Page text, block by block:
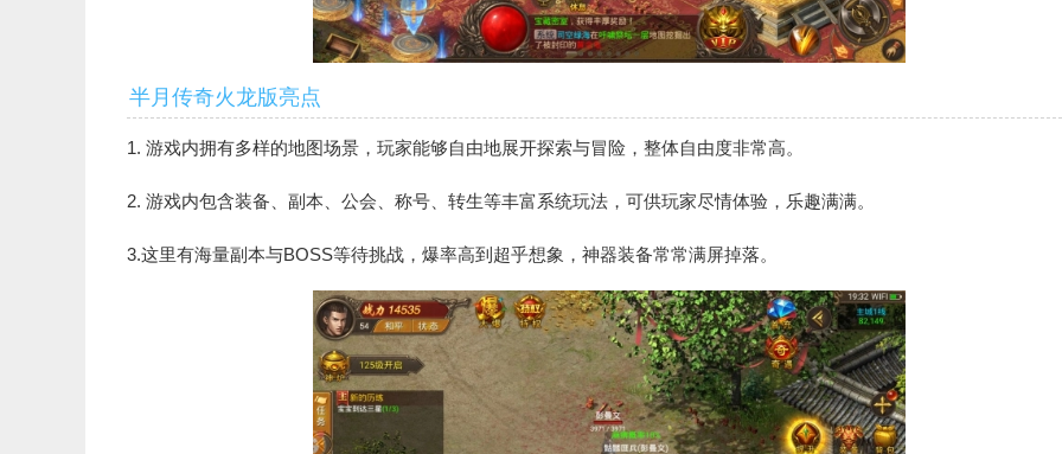
半月传奇火龙版亮点
1. 游戏内拥有多样的地图场景，玩家能够自由地展开探索与冒险，整体自由度非常高。
2. 游戏内包含装备、副本、公会、称号、转生等丰富系统玩法，可供玩家尽情体验，乐趣满满。
3.这里有海量副本与BOSS等待挑战，爆率高到超乎想象，神器装备常常满屏掉落。